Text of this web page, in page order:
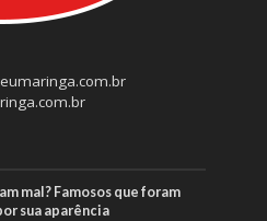
mal? Famosos que foram
sua aparência